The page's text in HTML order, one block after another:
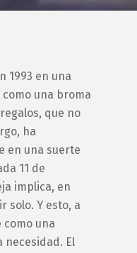
1993 en una
una broma
que no
ha
en una suerte
11 de
implica, en
solo. Y esto, a
una
necesidad. El